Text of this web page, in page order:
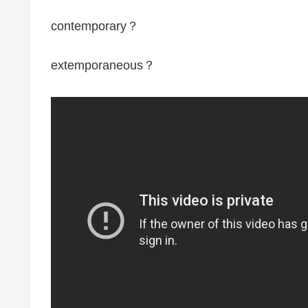
contemporary？
extemporaneous？